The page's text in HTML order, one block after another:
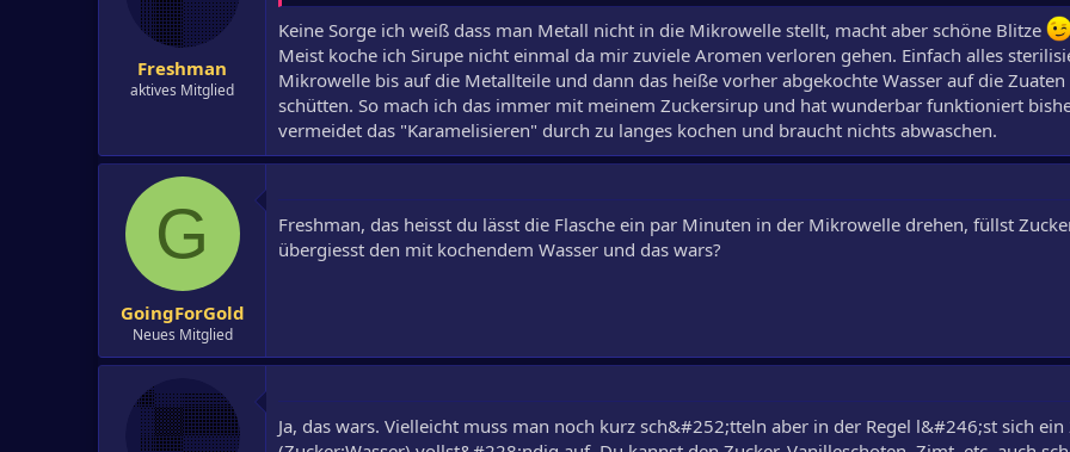
Freshman
aktives Mitglied
Keine Sorge ich weiß dass man Metall nicht in die Mikrowelle stellt, macht aber schöne Blitze
Meist koche ich Sirupe nicht einmal da mir zuviele Aromen verloren gehen. Einfach alles
Mikrowelle bis auf die Metallteile und dann das heiße vorher abgekochte Wasser auf die Zuaten
schütten. So mach ich das immer mit meinem Zuckersirup und hat wunderbar funktioniert
vermeidet das "Karamelisieren" durch zu langes kochen und braucht nichts abwaschen.
G
GoingForGold
Neues Mitglied
Freshman, das heisst du lässt die Flasche ein par Minuten in der Mikrowelle drehen, füllst
übergiesst den mit kochendem Wasser und das wars?
Ja, das wars. Vielleicht muss man noch kurz sch&#252;tteln aber in der Regel l&#246;st sich ein